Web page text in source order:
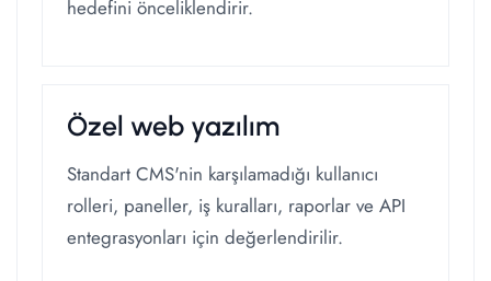
hedefini önceliklendirir.
Özel web yazılım
Standart CMS'nin karşılamadığı kullanıcı
rolleri, paneller, iş kuralları, raporlar ve API
entegrasyonları için değerlendirilir.